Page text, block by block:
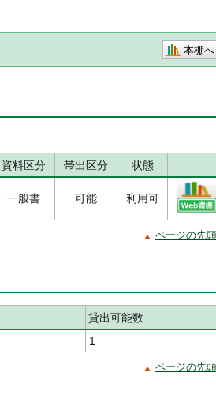
本棚へ
資料区分 帯出区分 状態
一般書 可能 利用可
ページの先
貸出可能数
1
ページの先